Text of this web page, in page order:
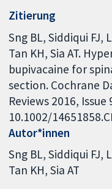
Zitierung
Sng BL, Siddiqui FJ,
Tan KH, Sia AT.
bupivacaine for
section. Cochrane
Reviews 2016, Issue
10.1002/
Autor*innen
Sng BL Siddiqui FJ
Tan KH Sia AT